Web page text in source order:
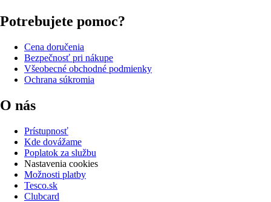
Potrebujete pomoc?
Cena doručenia
Bezpečnosť pri nákupe
Všeobecné obchodné podmienky
Ochrana súkromia
O nás
Prístupnosť
Kde dovážame
Poplatok za službu
Nastavenia cookies
Možnosti platby
Tesco.sk
Clubcard